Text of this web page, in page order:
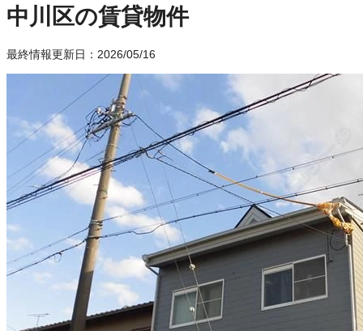
中川区の賃貸物件
最終情報更新日：2026/05/16